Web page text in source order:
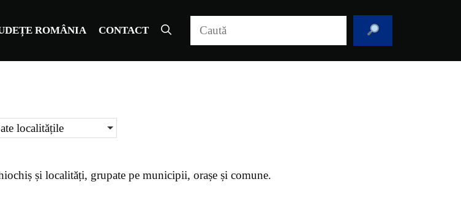
ROMÂNIA CONTACT
localitățile
și localități, grupate pe municipii, orașe și comune.